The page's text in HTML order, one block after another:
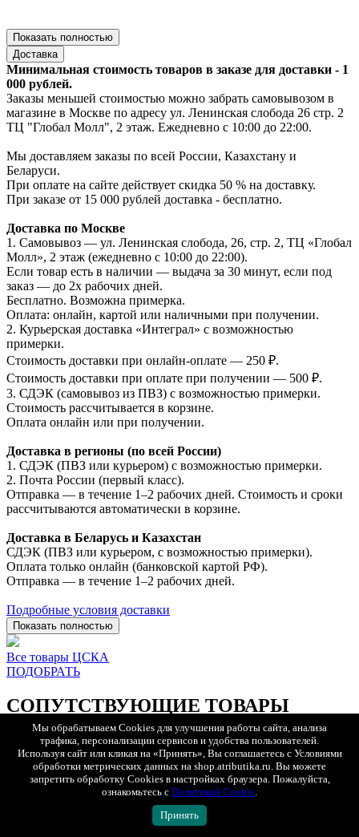
Показать полностью
Доставка
Минимальная стоимость товаров в заказе для доставки - 1
000 рублей.
Заказы меньшей стоимостью можно забрать самовывозом в
магазине в Москве по адресу ул. Ленинская слобода 26 стр. 2
ТЦ "Глобал Молл", 2 этаж. Ежедневно с 10:00 до 22:00.
Мы доставляем заказы по всей России, Казахстану и
Беларуси.
При оплате на сайте действует скидка 50 % на доставку.
При заказе от 15 000 рублей доставка - бесплатно.
Доставка по Москве
1. Самовывоз — ул. Ленинская слобода, 26, стр. 2, ТЦ «Глобал
Молл», 2 этаж (ежедневно с 10:00 до 22:00).
Если товар есть в наличии — выдача за 30 минут, если под
заказ — до 2х рабочих дней.
Бесплатно. Возможна примерка.
Оплата: онлайн, картой или наличными при получении.
2. Курьерская доставка «Интеграл» с возможностью
примерки.
Стоимость доставки при онлайн-оплате — 250 ₽.
Стоимость доставки при оплате при получении — 500 ₽.
3. СДЭК (самовывоз из ПВЗ) с возможностью примерки.
Стоимость рассчитывается в корзине.
Оплата онлайн или при получении.
Доставка в регионы (по всей России)
1. СДЭК (ПВЗ или курьером) с возможностью примерки.
2. Почта России (первый класс).
Отправка — в течение 1–2 рабочих дней. Стоимость и сроки
рассчитываются автоматически в корзине.
Доставка в Беларусь и Казахстан
СДЭК (ПВЗ или курьером, с возможностью примерки).
Оплата только онлайн (банковской картой РФ).
Отправка — в течение 1–2 рабочих дней.
Подробные условия доставки
Показать полностью
Все товары ЦСКА
ПОДОБРАТЬ
СОПУТСТВУЮЩИЕ ТОВАРЫ
БЫСТРЫЙ ПРОСМОТР
46 48 50 52 54 56 58
Мы обрабатываем Cookies для улучшения работы сайта, анализа
трафика, персонализации сервисов и удобства пользователей.
Используя сайт или кликая на «Принять», Вы соглашаетесь с Условиями
обработки метрических данных на shop.atributika.ru. Вы можете
запретить обработку Cookies в настройках браузера. Пожалуйста,
ознакомьтесь с Политикой Cookie.
Принять